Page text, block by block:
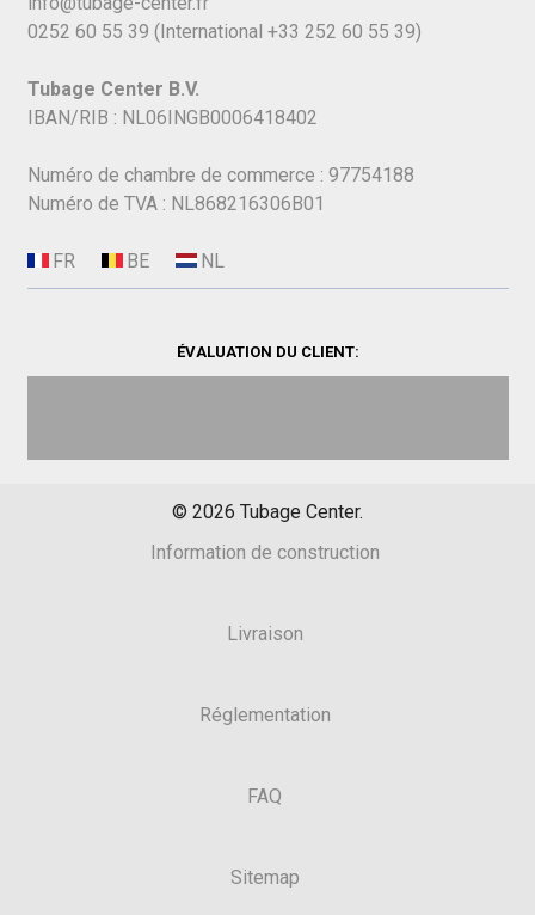
0252 60 55 39 (International +33 252 60 55 39)
Tubage Center B.V.
IBAN/RIB : NL06INGB0006418402
Numéro de chambre de commerce : 97754188
Numéro de TVA : NL868216306B01
ÉVALUATION DU CLIENT:
© 2026 Tubage Center.
Information de construction
Livraison
Réglementation
FAQ
Sitemap